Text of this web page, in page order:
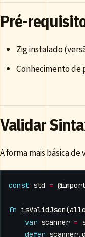
Pré-
Zig instalado
Conhecimento de
Validar
A forma mais básica
const std =
fn isValidJson(
var scanner =
defer scanner.